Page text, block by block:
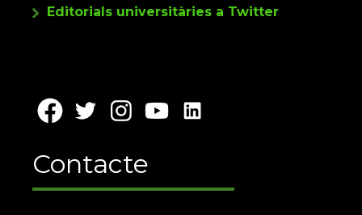
Editorials universitàries a Twitter
Contacte